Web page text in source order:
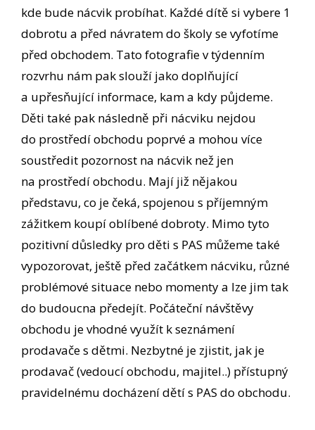
kde bude nácvik probíhat. Každé dítě si vybere 1
dobrotu a před návratem do školy se vyfotíme
před obchodem. Tato fotografie v týdenním
rozvrhu nám pak slouží jako doplňující
a upřesňující informace, kam a kdy půjdeme.
Děti také pak následně při nácviku nejdou
do prostředí obchodu poprvé a mohou více
soustředit pozornost na nácvik než jen
na prostředí obchodu. Mají již nějakou
představu, co je čeká, spojenou s příjemným
zážitkem koupí oblíbené dobroty. Mimo tyto
pozitivní důsledky pro děti s PAS můžeme také
vypozorovat, ještě před začátkem nácviku, různé
problémové situace nebo momenty a lze jim tak
do budoucna předejít. Počáteční návštěvy
obchodu je vhodné využít k seznámení
prodavače s dětmi. Nezbytné je zjistit, jak je
prodavač (vedoucí obchodu, majitel..) přístupný
pravidelnému docházení dětí s PAS do obchodu.